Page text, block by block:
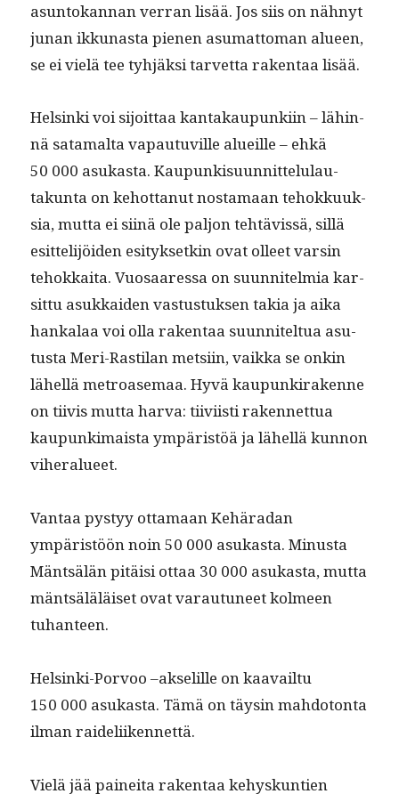
asun­tokan­nan ver­ran lisää. Jos siis on näh­nyt
junan ikku­nas­ta pienen asumat­toman alueen,
se ei vielä tee tyhjäk­si tarvet­ta rak­en­taa lisää.
Helsin­ki voi sijoit­taa kan­takaupunki­in – lähin­
nä sata­mal­ta vapau­tuville alueille – ehkä
50 000 asukas­ta. Kaupunkisu­un­nit­telu­lau­
takun­ta on kehot­tanut nos­ta­maan tehokkuuk­
sia, mut­ta ei siinä ole paljon tehtävis­sä, sil­lä
esit­telijöi­den esi­tyk­setkin ovat olleet varsin
tehokkai­ta. Vuosaa­res­sa on suun­nitelmia kar­
sit­tu asukkaiden vas­tus­tuk­sen takia ja aika
han­kalaa voi olla rak­en­taa suun­nitel­tua asu­
tus­ta Meri-Rasti­lan met­si­in, vaik­ka se onkin
lähel­lä metroase­maa. Hyvä kaupunki­rakenne
on tiivis mut­ta har­va: tiivi­isti raken­net­tua
kaupunki­maista ympäristöä ja lähel­lä kun­non
viheralueet.
Van­taa pystyy otta­maan Kehäradan
ympäristöön noin 50 000 asukas­ta. Minus­ta
Mäntsälän pitäisi ottaa 30 000 asukas­ta, mut­ta
mäntsäläläiset ovat varautuneet kolmeen
tuhanteen.
Helsin­ki-Por­voo –akselille on kaavail­tu
150 000 asukas­ta. Tämä on täysin mah­do­ton­ta
ilman raideliikennettä.
Vielä jää painei­ta rak­en­taa kehyskun­tien